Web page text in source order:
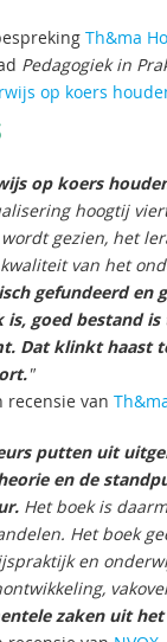
Th&ma
Pedagogiek in
op koers
op koers
hoogtij
gezien, het
van het
gefundeerd en
goed bestand is
Dat klinkt haast
"
recensie van
putten uit
en de
Het boek is
Het boek
en
zaken uit